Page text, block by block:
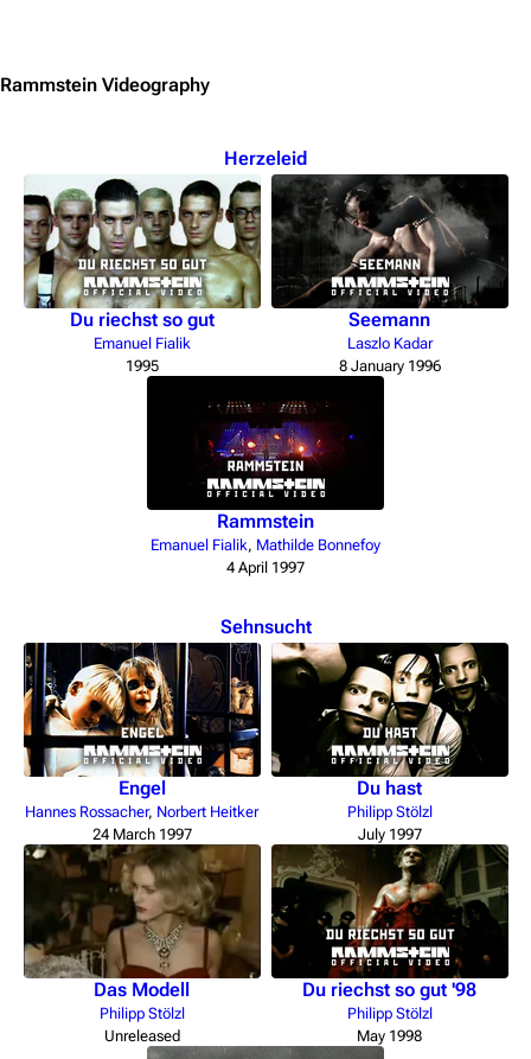
Rammstein Videography
Herzeleid
Du riechst so gut
Emanuel Fialik
1995
Seemann
Laszlo Kadar
8 January 1996
Rammstein
Emanuel Fialik, Mathilde Bonnefoy
4 April 1997
Sehnsucht
Engel
Hannes Rossacher, Norbert Heitker
24 March 1997
Du hast
Philipp Stölzl
July 1997
Das Modell
Philipp Stölzl
Unreleased
Du riechst so gut '98
Philipp Stölzl
May 1998